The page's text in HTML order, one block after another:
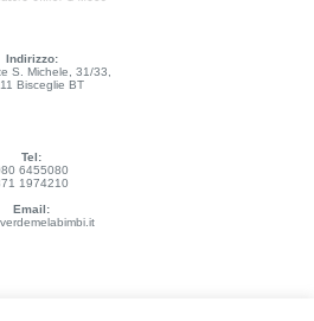
Indirizzo:
S. Michele, 31/33,
Bisceglie BT
Tel:
6455080
1974210
Email: